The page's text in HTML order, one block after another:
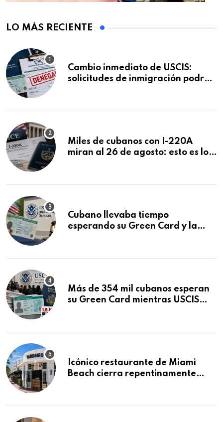
LO MÁS RECIENTE
Cambio inmediato de USCIS:
solicitudes de inmigración podrán
Miles de cubanos con I-220A
miran al 26 de agosto: esto es lo
Cubano llevaba tiempo
esperando su Green Card y la
Más de 354 mil cubanos esperan
su Green Card mientras USCIS
Icónico restaurante de Miami
Beach cierra repentinamente